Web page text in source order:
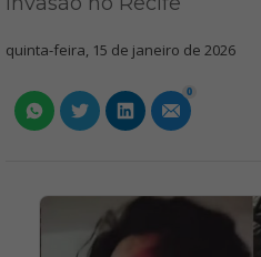
quinta-feira, 15 de janeiro de 2026
0